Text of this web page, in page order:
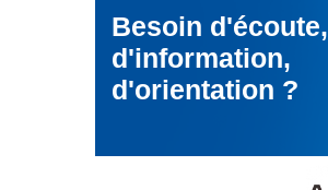
Besoin d'écoute,
d'information,
d'orientation ?